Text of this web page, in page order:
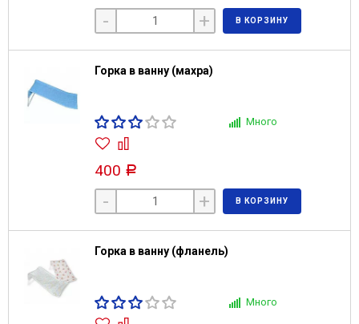
- + В КОРЗИНУ
Горка в ванну (махра)
Много
400 Р
- + В КОРЗИНУ
Горка в ванну (фланель)
Много